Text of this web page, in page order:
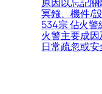
冥鏹、機件/
534宗 佔火
火警主要成
日常疏忽或